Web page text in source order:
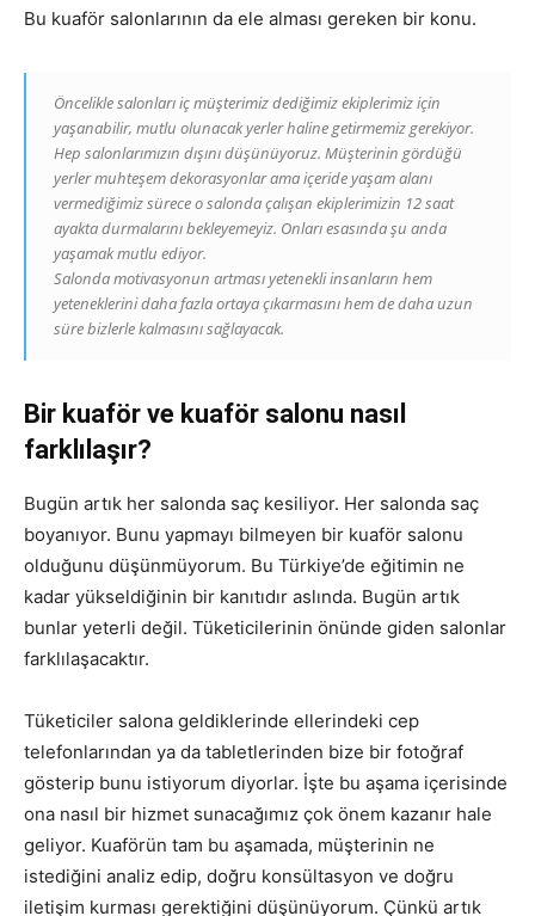
Bu kuaför salonlarının da ele alması gereken bir konu.
Öncelikle salonları iç müşterimiz dediğimiz ekiplerimiz için
yaşanabilir, mutlu olunacak yerler haline getirmemiz gerekiyor.
Hep salonlarımızın dışını düşünüyoruz. Müşterinin gördüğü
yerler muhteşem dekorasyonlar ama içeride yaşam alanı
vermediğimiz sürece o salonda çalışan ekiplerimizin 12 saat
ayakta durmalarını bekleyemeyiz. Onları esasında şu anda
yaşamak mutlu ediyor.
Salonda motivasyonun artması yetenekli insanların hem
yeteneklerini daha fazla ortaya çıkarmasını hem de daha uzun
süre bizlerle kalmasını sağlayacak.
Bir kuaför ve kuaför salonu nasıl
farklılaşır?
Bugün artık her salonda saç kesiliyor. Her salonda saç
boyanıyor. Bunu yapmayı bilmeyen bir kuaför salonu
olduğunu düşünmüyorum. Bu Türkiye’de eğitimin ne
kadar yükseldiğinin bir kanıtıdır aslında. Bugün artık
bunlar yeterli değil. Tüketicilerinin önünde giden salonlar
farklılaşacaktır.
Tüketiciler salona geldiklerinde ellerindeki cep
telefonlarından ya da tabletlerinden bize bir fotoğraf
gösterip bunu istiyorum diyorlar. İşte bu aşama içerisinde
ona nasıl bir hizmet sunacağımız çok önem kazanır hale
geliyor. Kuaförün tam bu aşamada, müşterinin ne
istediğini analiz edip, doğru konsültasyon ve doğru
iletişim kurması gerektiğini düşünüyorum. Çünkü artık